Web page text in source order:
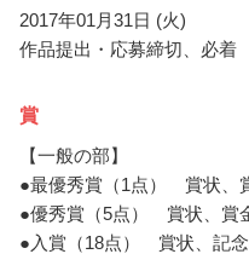
2017年01月31日 (火)
作品提出・応募締切、必着
賞
【一般の部】
●最優秀賞（1点） 賞状、
●優秀賞（5点） 賞状、賞
●入賞（18点） 賞状、記